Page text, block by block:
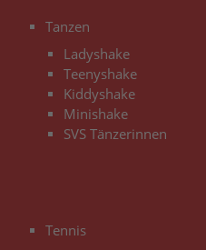
Tanzen
Ladyshake
Teenyshake
Kiddyshake
Minishake
SVS Tänzerinnen
Tennis